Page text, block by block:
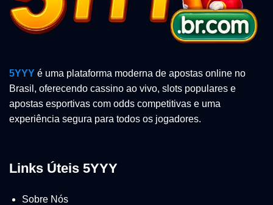
5YYY é uma plataforma moderna de apostas online no
Brasil, oferecendo cassino ao vivo, slots populares e
apostas esportivas com odds competitivas e uma
experiência segura para todos os jogadores.
Links Úteis 5YYY
Sobre Nós